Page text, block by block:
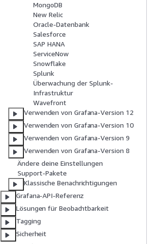
MongoDB
New Relic
Oracle-Datenbank
Salesforce
SAP HANA
ServiceNow
Snowflake
Splunk
Überwachung der Splunk-
Infrastruktur
Wavefront
Verwenden von Grafana-Version 12
Verwenden von Grafana-Version 10
Verwenden von Grafana-Version 9
Verwenden von Grafana-Version 8
Ändere deine Einstellungen
Support-Pakete
Klassische Benachrichtigungen
Grafana-API-Referenz
Lösungen für Beobachtbarkeit
Tagging
Sicherheit